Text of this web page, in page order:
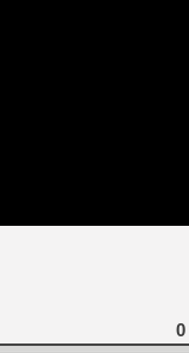
[Mo5] Deux inédits du
[GK] Le beat'em up The
[GK] Endless Legend 2 :
[LS] [PS5] Le WebKit
[GK] Oubliez Crazy Taxi,
[LS] [Switch] NSZ 5.0.0
[GK] No More Room in
[GK] Un chatbot Atelier
0